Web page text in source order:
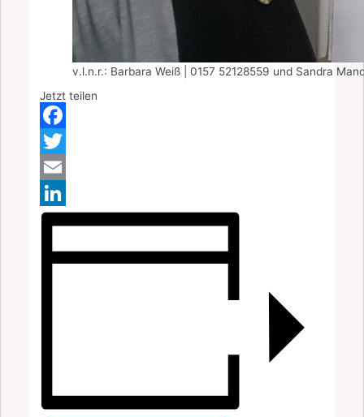
v.l.n.r.: Barbara Weiß | 0157 52128559 und Sandra
Jetzt teilen
Facebook
Twitter
Email
LinkedIn